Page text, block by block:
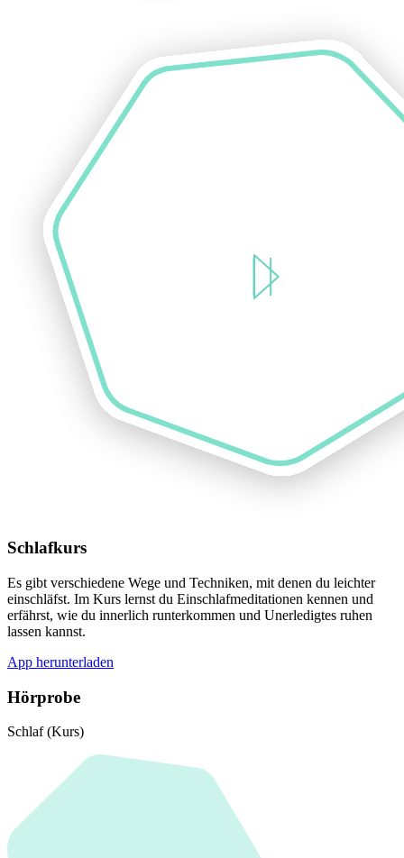
Schlafkurs
Es gibt verschiedene Wege und Techniken, mit denen du leichter
einschläfst. Im Kurs lernst du Einschlafmeditationen kennen und
erfährst, wie du innerlich runterkommen und Unerledigtes ruhen
lassen kannst.
App herunterladen
Hörprobe
Schlaf (Kurs)